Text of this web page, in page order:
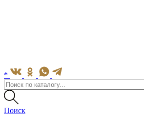
*
Поиск